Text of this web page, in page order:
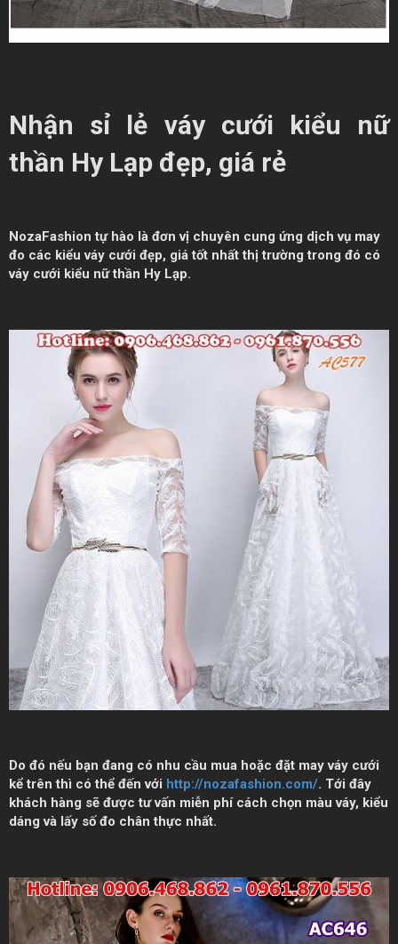
Nhận sỉ lẻ váy cưới kiểu nữ
thần Hy Lạp đẹp, giá rẻ
NozaFashion tự hào là đơn vị chuyên cung ứng dịch vụ may
đo các kiểu váy cưới đẹp, giá tốt nhất thị trường trong đó có
váy cưới kiểu nữ thần Hy Lạp.
Do đó nếu bạn đang có nhu cầu mua hoặc đặt may váy cưới
kể trên thì có thể đến với http://nozafashion.com/. Tới đây
khách hàng sẽ được tư vấn miễn phí cách chọn màu váy, kiểu
dáng và lấy số đo chân thực nhất.